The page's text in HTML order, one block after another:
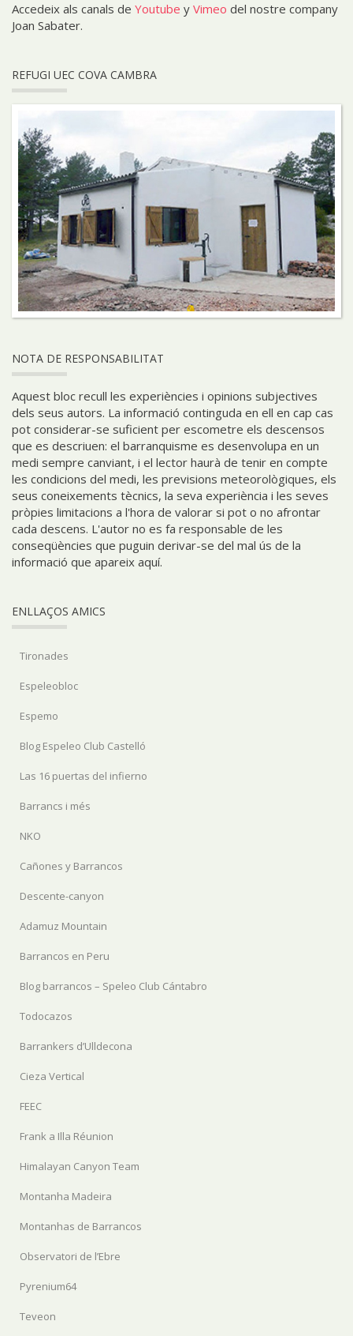
Accedeix als canals de Youtube y Vimeo del nostre company
Joan Sabater.
REFUGI UEC COVA CAMBRA
NOTA DE RESPONSABILITAT
Aquest bloc recull les experiències i opinions subjectives
dels seus autors. La informació continguda en ell en cap cas
pot considerar-se suficient per escometre els descensos
que es descriuen: el barranquisme es desenvolupa en un
medi sempre canviant, i el lector haurà de tenir en compte
les condicions del medi, les previsions meteorològiques, els
seus coneixements tècnics, la seva experiència i les seves
pròpies limitacions a l'hora de valorar si pot o no afrontar
cada descens. L'autor no es fa responsable de les
conseqüències que puguin derivar-se del mal ús de la
informació que apareix aquí.
ENLLAÇOS AMICS
Tironades
Espeleobloc
Espemo
Blog Espeleo Club Castelló
Las 16 puertas del infierno
Barrancs i més
NKO
Cañones y Barrancos
Descente-canyon
Adamuz Mountain
Barrancos en Peru
Blog barrancos – Speleo Club Cántabro
Todocazos
Barrankers d’Ulldecona
Cieza Vertical
FEEC
Frank a Illa Réunion
Himalayan Canyon Team
Montanha Madeira
Montanhas de Barrancos
Observatori de l’Ebre
Pyrenium64
Teveon